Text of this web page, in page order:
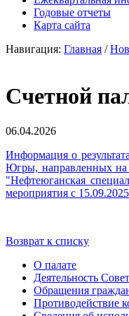
Годовые отчеты
Карта сайта
Навигация: Главная /
Счетной
06.04.2026
Информация о
Югры, направленных на
"Нефтеюганская
мероприятия с
Возврат к списку
О палате
Деятельность
Обращения
Противодействие